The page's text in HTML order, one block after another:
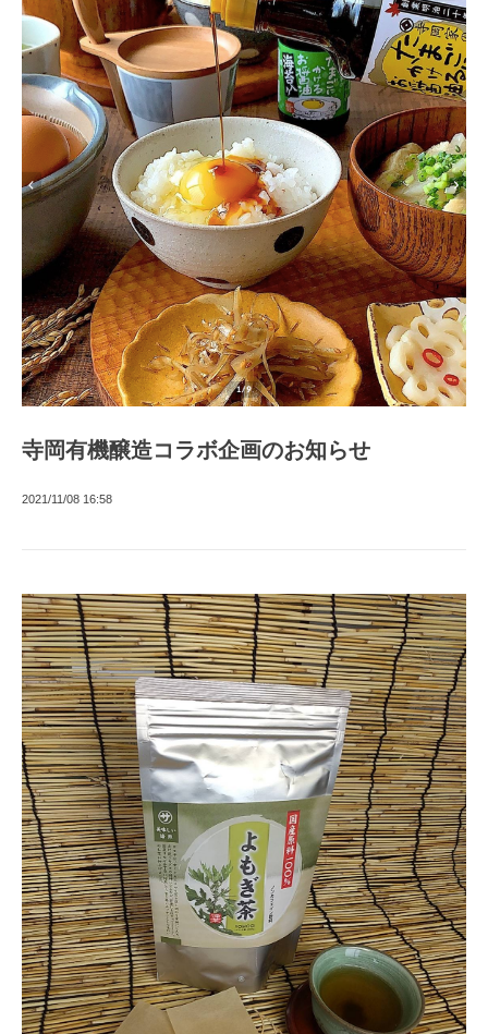
寺岡有機醸造コラボ企画のお知らせ
2021/11/08 16:58